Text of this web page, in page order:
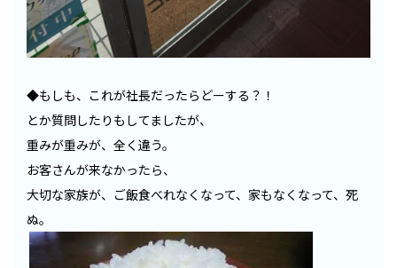
◆もしも、これが社長だったらどーする？！
とか質問したりもしてましたが、
重みが重みが、全く違う。
お客さんが来なかったら、
大切な家族が、ご飯食べれなくなって、家もなくなって、死
ぬ。